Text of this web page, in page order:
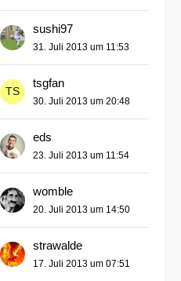
sushi97
31. Juli 2013 um 11:53
tsgfan
30. Juli 2013 um 20:48
eds
23. Juli 2013 um 11:54
womble
20. Juli 2013 um 14:50
strawalde
17. Juli 2013 um 07:51